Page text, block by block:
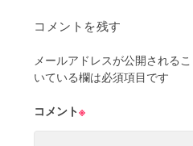
コメントを残す
メールアドレスが公開されるこ
いている欄は必須項目です
コメント※